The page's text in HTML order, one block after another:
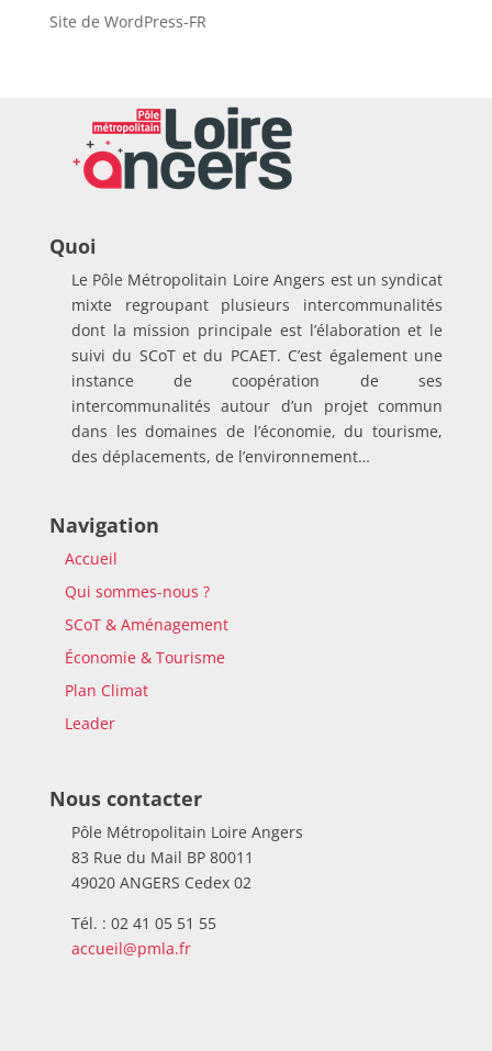
Site de WordPress-FR
Quoi
Le Pôle Métropolitain Loire Angers est un syndicat
mixte regroupant plusieurs intercommunalités
dont la mission principale est l’élaboration et le
suivi du SCoT et du PCAET. C’est également une
instance de coopération de ses
intercommunalités autour d’un projet commun
dans les domaines de l’économie, du tourisme,
des déplacements, de l’environnement…
Navigation
Accueil
Qui sommes-nous ?
SCoT & Aménagement
Économie & Tourisme
Plan Climat
Leader
Nous contacter
Pôle Métropolitain Loire Angers
83 Rue du Mail BP 80011
49020 ANGERS Cedex 02
Tél. : 02 41 05 51 55
accueil@pmla.fr